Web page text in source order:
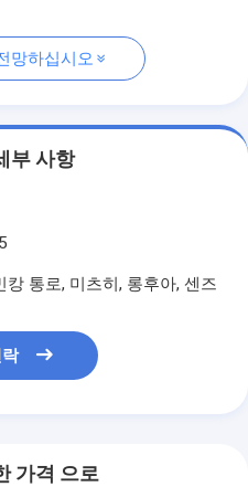
망하십시오
부 사항
통로, 미츠히, 롱후아, 센즈
가격 으로